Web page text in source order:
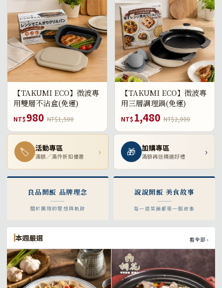
【TAKUMI ECO】微波專
用雙層不沾盒(免運)
NT$980 NT$1,500
【TAKUMI ECO】微波專
用三層調理鍋(免運)
NT$ 1,480 NT$2,000
🏷 活動專區
滿額／滿件折扣優惠 › 🎁 加購專區
滿額再送精選好禮 ›
良品開飯 品牌理念
關於團隊的理想與軌跡
說說開飯 美食故事
每一道菜餚都是一個故事
本週嚴選 看全部 ›